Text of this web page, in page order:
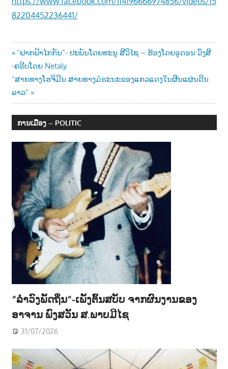
82204452236441/
Post
navigation
Previous
Post:
“ຟາກຟ້າໄກກັນ”- ປະພັນໂດຍທະນຸ ສີວິໄຊ – ຮ້ອງໂດຍອຸດອນ ວົງສີ
-ຄຣີບໂດຍ Netaly
Next
Post:
“ສາຍທາງໂຮຈິມີນ ສາຍທາງມໍຣະນະຂອງແກວແດງໃນຜືນແຜ່ນດີນ
ລາວ”
ການເມືອງ – POLITIC
“ລຳວົງພັດຖິ່ນ“-ເພັງຕົ້ນສບັບ ຈາກຜົນງານຂອງ
ອາຈານ ພົງສວັນ ສ.ພາບມີໄຊ
31/07/2026